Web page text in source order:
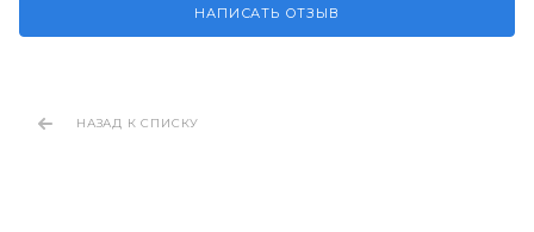
НАПИСАТЬ ОТЗЫВ
НАЗАД К СПИСКУ